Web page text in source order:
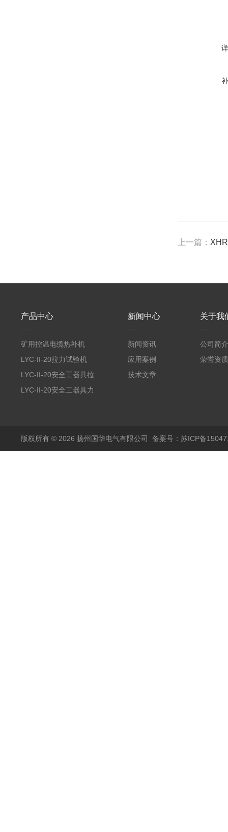
上一篇：
产品中心
矿用控温电缆热补机
LYC-II-20拉力试验机
LYC-II-20安全工器具拉
力试验机
LYC-II-20安全工器具力
新闻中心
新闻资讯
应用案例
技术文章
关于我
公司简介
荣誉资质
版权所有 © 2026 扬州国华电气有限公司 备案号：苏ICP备